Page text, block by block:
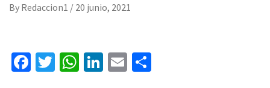
By Redaccion1 / 20 junio, 2021
Facebook
Twitter
WhatsApp
LinkedIn
Email